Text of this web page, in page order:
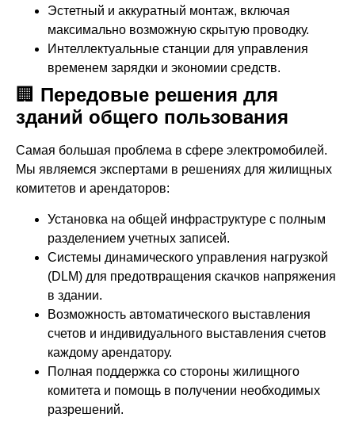
Эстетный и аккуратный монтаж, включая
максимально возможную скрытую проводку.
Интеллектуальные станции для управления
временем зарядки и экономии средств.
🏢 Передовые решения для
зданий общего пользования
Самая большая проблема в сфере электромобилей.
Мы являемся экспертами в решениях для жилищных
комитетов и арендаторов:
Установка на общей инфраструктуре с полным
разделением учетных записей.
Системы динамического управления нагрузкой
(DLM) для предотвращения скачков напряжения
в здании.
Возможность автоматического выставления
счетов и индивидуального выставления счетов
каждому арендатору.
Полная поддержка со стороны жилищного
комитета и помощь в получении необходимых
разрешений.